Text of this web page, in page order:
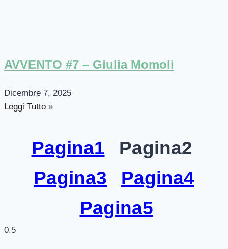
AVVENTO #7 – Giulia Momoli
Dicembre 7, 2025
Leggi Tutto »
Pagina1 Pagina2
Pagina3 Pagina4
Pagina5